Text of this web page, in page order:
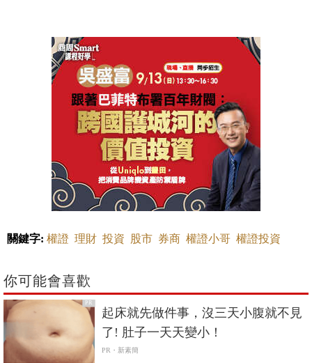
關鍵字: 權證 理財 投資 股市 券商 權證小哥 權證投資
你可能會喜歡
PR
起床就先做件事，沒三天小腹就不見
了! 肚子一天天變小！
PR・新素簡